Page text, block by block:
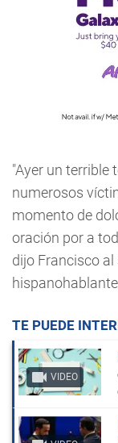
"Ayer un terrible
numerosos
momento de
oración por a
dijo Francisco
TE PUEDE
VIDEO